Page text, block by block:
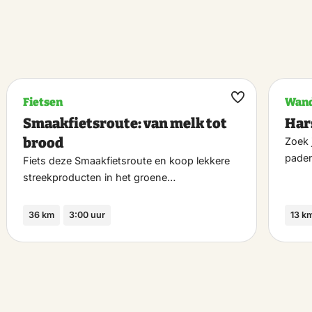
Fietsen
Smaakfietsroute: van melk tot
brood
Fiets deze Smaakfietsroute en koop lekkere
streekproducten in het groene…
36 km 3:00 uur
Maak
Zoek
13